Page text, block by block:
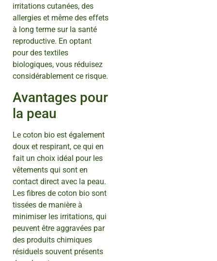
irritations cutanées, des
allergies et même des effets
à long terme sur la santé
reproductive. En optant
pour des textiles
biologiques, vous réduisez
considérablement ce risque.
Avantages pour
la peau
Le coton bio est également
doux et respirant, ce qui en
fait un choix idéal pour les
vêtements qui sont en
contact direct avec la peau.
Les fibres de coton bio sont
tissées de manière à
minimiser les irritations, qui
peuvent être aggravées par
des produits chimiques
résiduels souvent présents